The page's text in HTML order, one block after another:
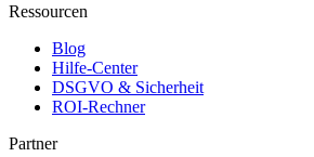
Ressourcen
Blog
Hilfe-Center
DSGVO & Sicherheit
ROI-Rechner
Partner